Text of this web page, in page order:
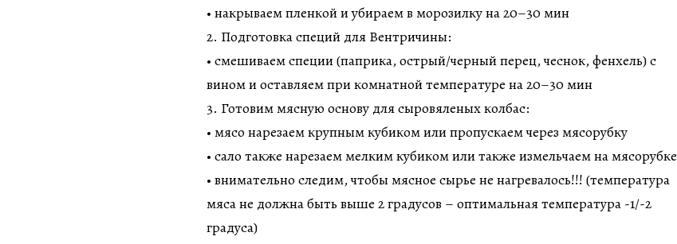
• накрываем пленкой и убираем в морозилку на 20–30 мин
2. Подготовка специй для Вентричины:
• смешиваем специи (паприка, острый/черный перец, чеснок, фенхель) с
вином и оставляем при комнатной температуре на 20–30 мин
3. Готовим мясную основу для сыровяленых колбас:
• мясо нарезаем крупным кубиком или пропускаем через мясорубку
• сало также нарезаем мелким кубиком или также измельчаем на мясорубке
• внимательно следим, чтобы мясное сырье не нагревалось!!! (температура
мяса не должна быть выше 2 градусов – оптимальная температура -1/-2
градуса)